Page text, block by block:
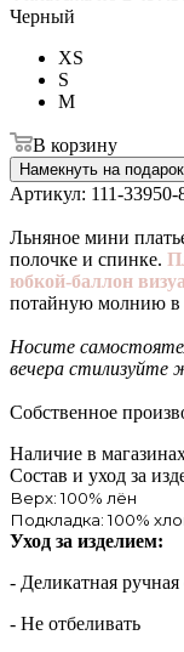
Черный
XS
S
M
В корзину
Намекнуть на подарок
Артикул: 111-33950-
Льняное мини
полочке и спинке.
юбкой-баллон
потайную молнию в
Носите
вечера стилизуйте
Собственное
Наличие в
Состав и уход за
Верх: 100% лён
Подкладка: 100%
Уход за изделием:
- Деликатная
- Не отбеливать